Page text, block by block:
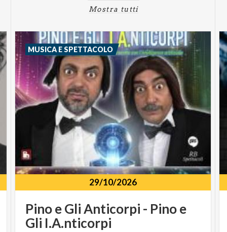
Mostra tutti
29/10/2026
PinoeGliAnticorpi - Pinoe
Gli I.A.nticorpi
MUSICA E SPETTACOLO